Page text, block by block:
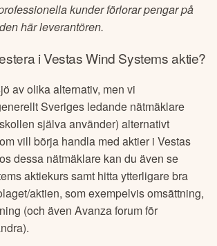
kunder förlorar pengar på
här leverantören.
iVestas Wind Systemsaktie?
av olika alternativ, men vi
Sveriges ledande nätmäklare
själva använder) alternativt
vill börja handla med aktier iVestas
dessa nätmäklare kan du även se
aktiekurs samt hitta ytterligare bra
aktien, som exempelvis omsättning,
(och även Avanza forum för